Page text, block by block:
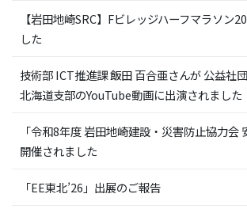
【岩田地崎SRC】Fビレッジハーフマラソン
した
技術部 ICT推進課 飯田 百合亜さんが 公益社
北海道支部のYouTube動画に出演されました
「令和8年度 岩田地崎建設・災害防止協力会
開催されました
「EE東北’26」出展のご報告